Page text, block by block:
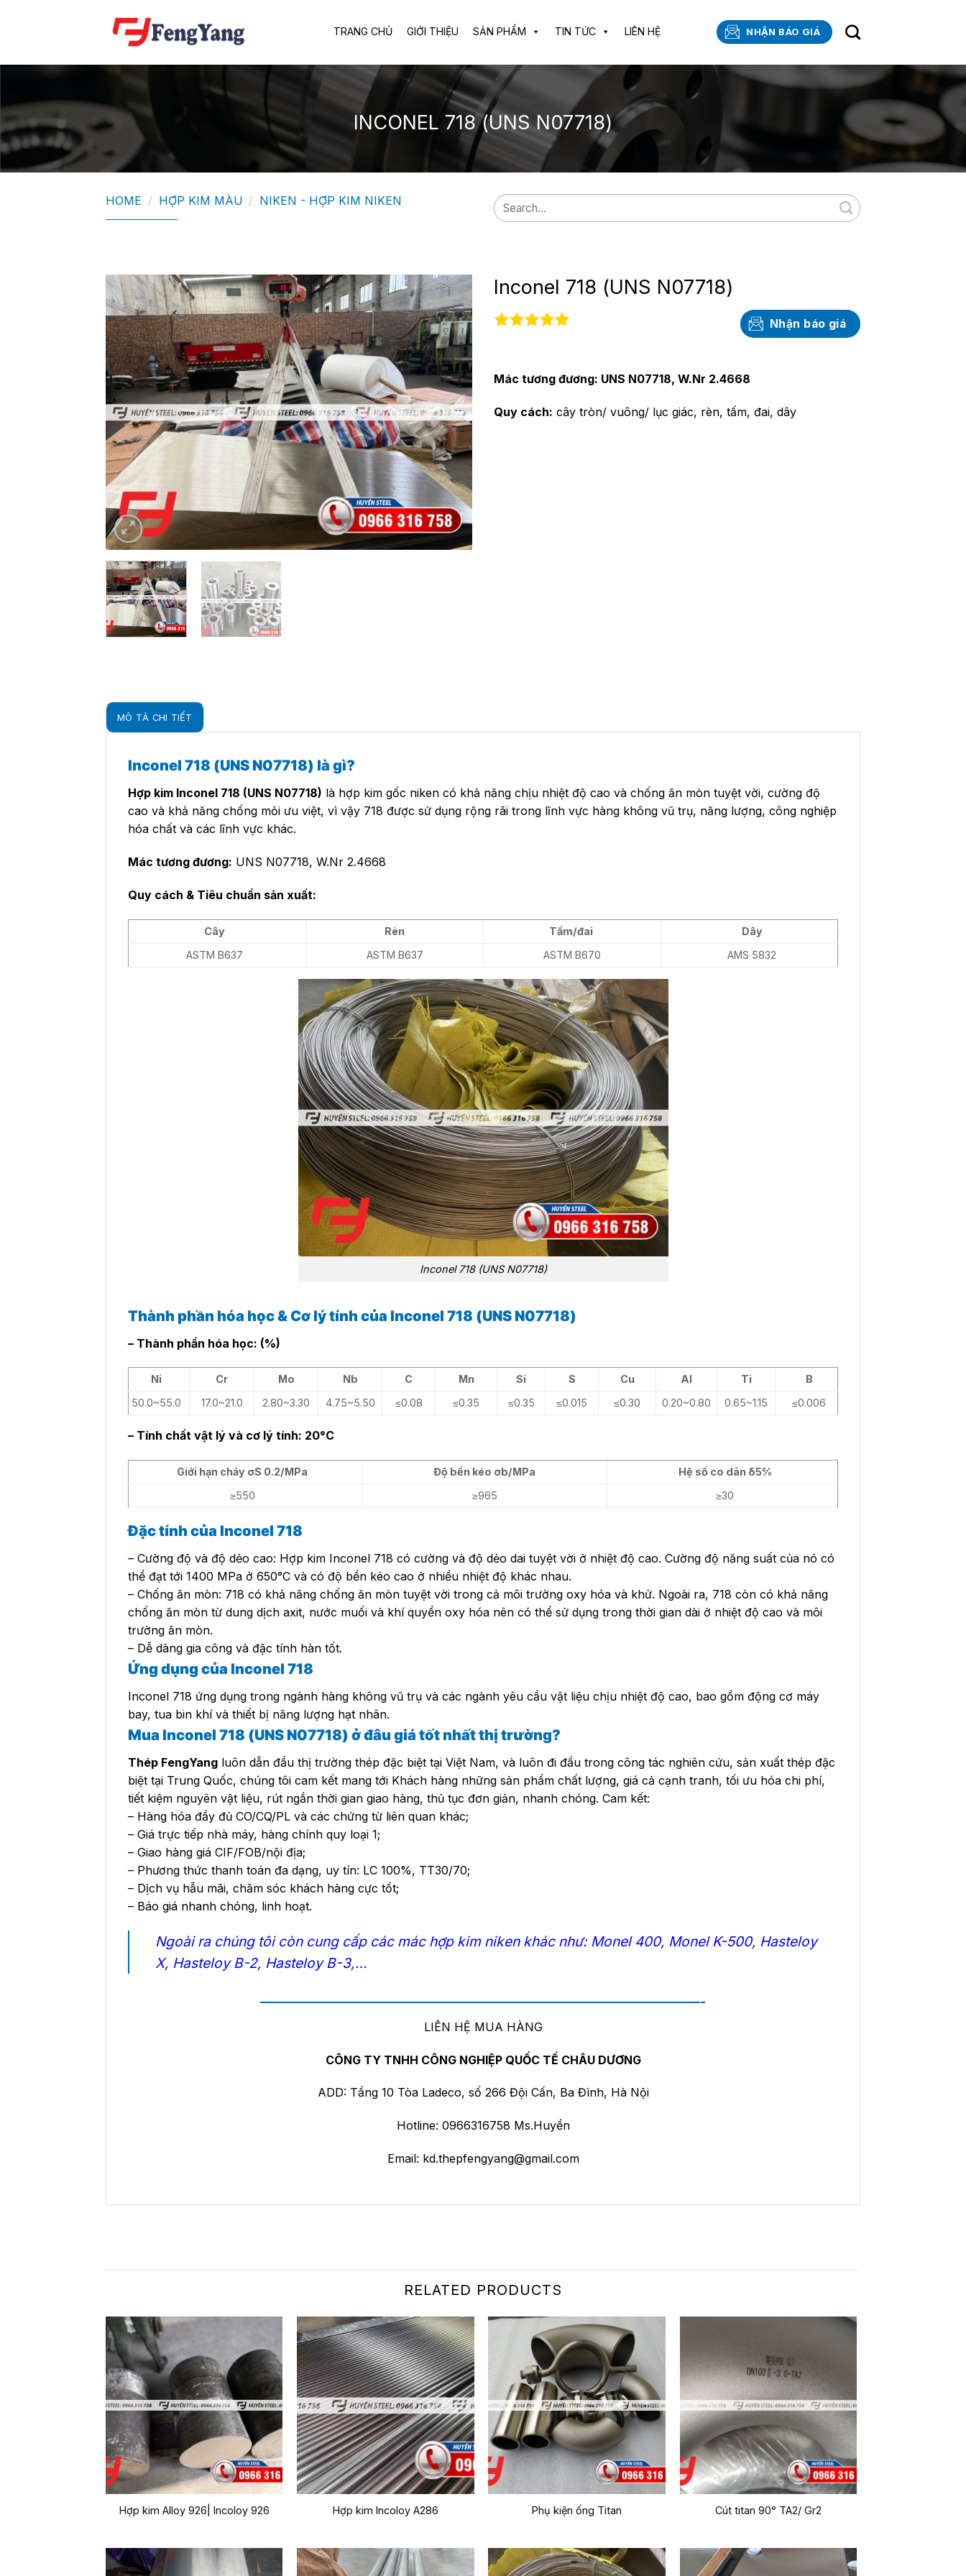
TRANG CHỦ GIỚI THIỆU SẢN PHẨM TIN TỨC LIÊN HỆ NHẬN BÁO GIÁ
INCONEL 718 (UNS N07718)
HOME / HỢP KIM MÀU / NIKEN - HỢP KIM NIKEN
Search
for:
Inconel 718 (UNS N07718)
Nhận báo giá
Mác tương đương: UNS N07718, W.Nr 2.4668
Quy cách: cây tròn/ vuông/ lục giác, rèn, tấm, đai, dây
MÔ TẢ CHI TIẾT
Inconel 718 (UNS N07718) là gì?
Hợp kim Inconel 718 (UNS N07718) là hợp kim gốc niken có khả năng chịu nhiệt độ cao và chống ăn mòn tuyệt vời, cường độ
cao và khả năng chống mỏi ưu việt, vì vậy 718 được sử dụng rộng rãi trong lĩnh vực hàng không vũ trụ, năng lượng, công nghiệp
hóa chất và các lĩnh vực khác.
Mác tương đương: UNS N07718, W.Nr 2.4668
Quy cách & Tiêu chuẩn sản xuất:
Cây Rèn Tấm/đai
Dây
ASTM B637
ASTM B637 ASTM B670 AMS 5832
Inconel 718 (UNS N07718)
Thành phần hóa học & Cơ lý tính của Inconel 718 (UNS N07718)
– Thành phần hóa học: (%)
Ni Cr Mo Nb C Mn Si S Cu Al Ti
B
50.0~55.0
17.0~21.0 2.80~3.30 4.75~5.50 ≤0.08 ≤0.35 ≤0.35 ≤0.015 ≤0.30 0.20~0.80 0.65~1.15 ≤0.006
– Tính chất vật lý và cơ lý tính: 20°C
Giới hạn chảy σS 0.2/MPa Độ bền kéo σb/MPa
Hệ số co dãn δ5%
≥550
≥965 ≥30
Đặc tính của Inconel 718
– Cường độ và độ dẻo cao: Hợp kim Inconel 718 có cường và độ dẻo dai tuyệt vời ở nhiệt độ cao. Cường độ năng suất của nó có
thể đạt tới 1400 MPa ở 650°C và có độ bền kéo cao ở nhiều nhiệt độ khác nhau.
– Chống ăn mòn: 718 có khả năng chống ăn mòn tuyệt vời trong cả môi trường oxy hóa và khử. Ngoài ra, 718 còn có khả năng
chống ăn mòn từ dung dịch axit, nước muối và khí quyển oxy hóa nên có thể sử dụng trong thời gian dài ở nhiệt độ cao và môi
trường ăn mòn.
– Dễ dàng gia công và đặc tính hàn tốt.
Ứng dụng của Inconel 718
Inconel 718 ứng dụng trong ngành hàng không vũ trụ và các ngành yêu cầu vật liệu chịu nhiệt độ cao, bao gồm động cơ máy
bay, tua bin khí và thiết bị năng lượng hạt nhân.
Mua Inconel 718 (UNS N07718) ở đâu giá tốt nhất thị trường?
Thép FengYang luôn dẫn đầu thị trường thép đặc biệt tại Việt Nam, và luôn đi đầu trong công tác nghiên cứu, sản xuất thép đặc
biệt tại Trung Quốc, chúng tôi cam kết mang tới Khách hàng những sản phẩm chất lượng, giá cả cạnh tranh, tối ưu hóa chi phí,
tiết kiệm nguyên vật liệu, rút ngắn thời gian giao hàng, thủ tục đơn giản, nhanh chóng. Cam kết:
– Hàng hóa đầy đủ CO/CQ/PL và các chứng từ liên quan khác;
– Giá trực tiếp nhà máy, hàng chính quy loại 1;
– Giao hàng giá CIF/FOB/nội địa;
– Phương thức thanh toán đa dạng, uy tín: LC 100%, TT30/70;
– Dịch vụ hẫu mãi, chăm sóc khách hàng cực tốt;
– Báo giá nhanh chóng, linh hoạt.
Ngoài ra chúng tôi còn cung cấp các mác hợp kim niken khác như: Monel 400, Monel K-500, Hasteloy
X, Hasteloy B-2, Hasteloy B-3,…
——————————————————————————————————-
LIÊN HỆ MUA HÀNG
CÔNG TY TNHH CÔNG NGHIỆP QUỐC TẾ CHÂU DƯƠNG
ADD: Tầng 10 Tòa Ladeco, số 266 Đội Cấn, Ba Đình, Hà Nội
Hotline: 0966316758 Ms.Huyền
Email: kd.thepfengyang@gmail.com
RELATED PRODUCTS
Hợp kim Alloy 926| Incoloy 926 Hợp kim Incoloy A286 Phụ kiện ống Titan Cút titan 90° TA2/ Gr2